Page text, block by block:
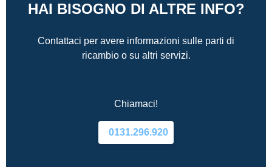
HAI BISOGNO DI ALTRE INFO?
Contattaci per avere informazioni sulle parti di
ricambio o su altri servizi.
Chiamaci!
0131.296.920